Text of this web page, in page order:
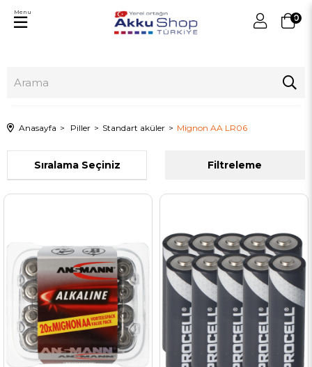
0
Menu
Anasayfa Piller Standart aküler Mignon AA LR06
Filtreleme
Sıralama